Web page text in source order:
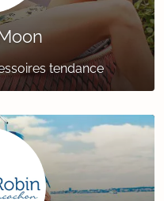
tendance